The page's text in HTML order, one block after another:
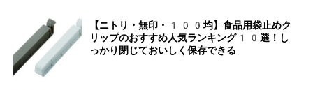
【ニトリ・無印・100均】食品用袋止めク
リップのおすすめ人気ランキング10選！し
っかり閉じておいしく保存できる